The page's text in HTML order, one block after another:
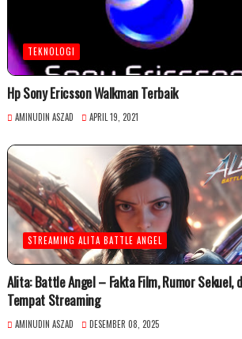
TEKNOLOGI
Hp Sony Ericsson Walkman Terbaik
AMINUDIN ASZAD APRIL 19, 2021
STREAMING ALITA BATTLE ANGEL
Alita: Battle Angel – Fakta Film, Rumor Sekuel,
Tempat Streaming
AMINUDIN ASZAD DESEMBER 08, 2025